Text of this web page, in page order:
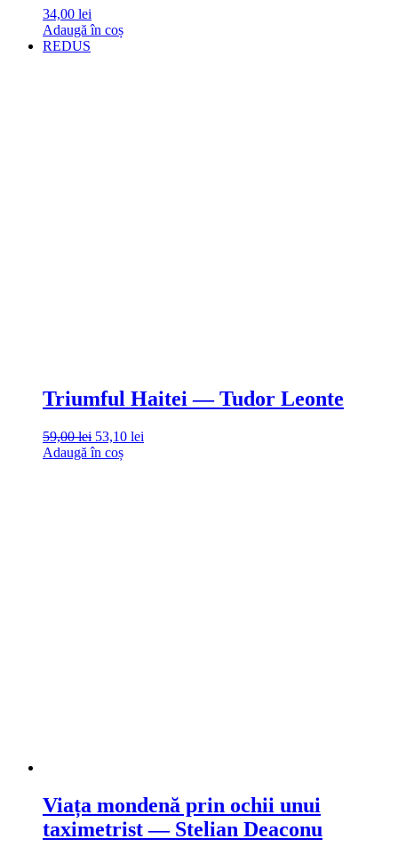
34,00 lei
Adaugă în coș
REDUS
Triumful Haitei — Tudor Leonte
59,00lei 53,10 lei
Adaugă în coș
Viața mondenă prin ochii unui
taximetrist — Stelian Deaconu